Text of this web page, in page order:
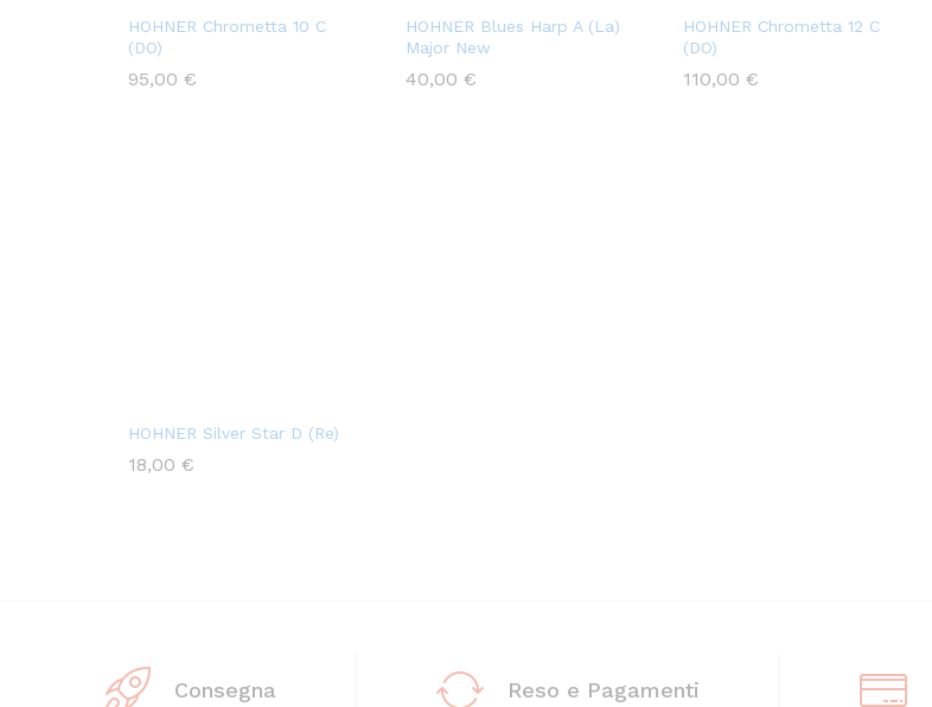
HOHNER Chrometta 10 C
(DO)
95,00 €
HOHNER Blues Harp A (La)
Major New
40,00 €
HOHNER Chrometta 12 C
(DO)
110,00 €
HOHNER Silver Star D (Re)
18,00 €
Consegna Reso e Pagamenti